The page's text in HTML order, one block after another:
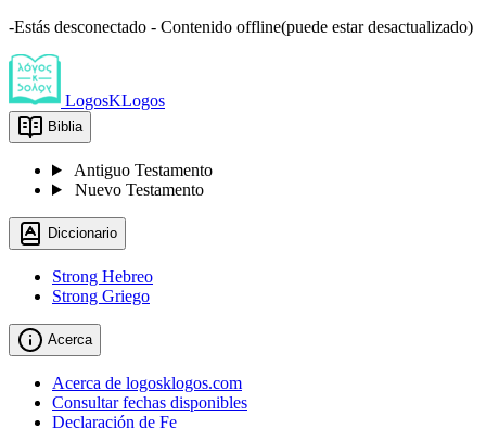
-Estás desconectado - Contenido offline(puede estar desactualizado)
LogosKLogos
Biblia
Antiguo Testamento
Nuevo Testamento
Diccionario
Strong Hebreo
Strong Griego
Acerca
Acerca de logosklogos.com
Consultar fechas disponibles
Declaración de Fe